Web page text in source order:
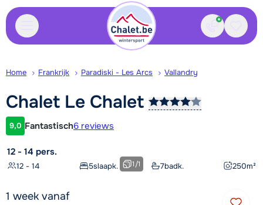
Contact
Home Frankrijk Paradiski - Les Arcs Vallandry
Chalet Le Chalet
Klantwaardering
9,0 Fantastisch6 reviews
12 - 14 pers.
12 - 14 5slaapk. 7badk. 250m²
1/1
1 week vanaf